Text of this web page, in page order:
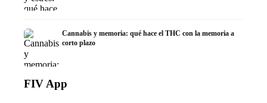
Cannabis y memoria: qué hace el THC con la memoria a
corto plazo
FIV App